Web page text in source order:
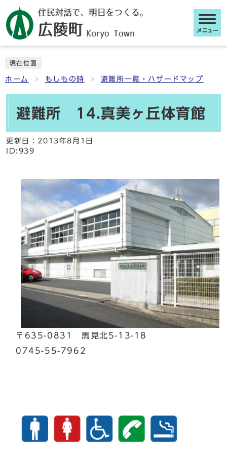
メニュー
現在位置
ホーム もしもの時 避難所一覧・ハザードマップ
避難所 14.真美ヶ丘体育館
更新日： 2013年8月1日
ID:939
〒635-0831 馬見北5-13-18
0745-55-7962